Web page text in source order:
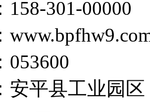
158-301-00000
053600
安平县工业园区